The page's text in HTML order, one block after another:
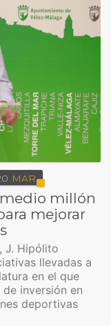
MAR
millón
mejorar
J. Hipólito
llevadas a
en el que
inversión en
deportivas